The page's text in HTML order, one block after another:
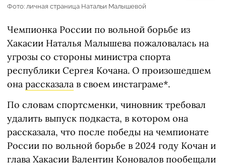
Фото: личная страница Натальи Малышевой
Чемпионка России по вольной борьбе из
Хакасии Наталья Малышева пожаловалась на
угрозы со стороны министра спорта
республики Сергея Кочана. О произошедшем
она рассказала в своем инстаграме*.
По словам спортсменки, чиновник требовал
удалить выпуск подкаста, в котором она
рассказала, что после победы на чемпионате
России по вольной борьбе в 2024 году Кочан и
глава Хакасии Валентин Коновалов пообещали